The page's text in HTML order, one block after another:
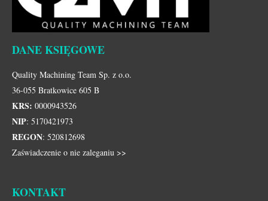
DANE KSIĘGOWE
Quality Machining Team Sp. z o.o.
36-055 Bratkowice 605 B
KRS: 0000943526
NIP: 5170421973
REGON: 520812698
Zaświadczenie o nie zaleganiu >>
KONTAKT